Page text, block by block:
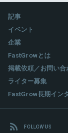
記事
イベント
企業
FastGrowとは
掲載依頼／お問い合
ライター募集
FastGrow長期イン
FOLLOW US